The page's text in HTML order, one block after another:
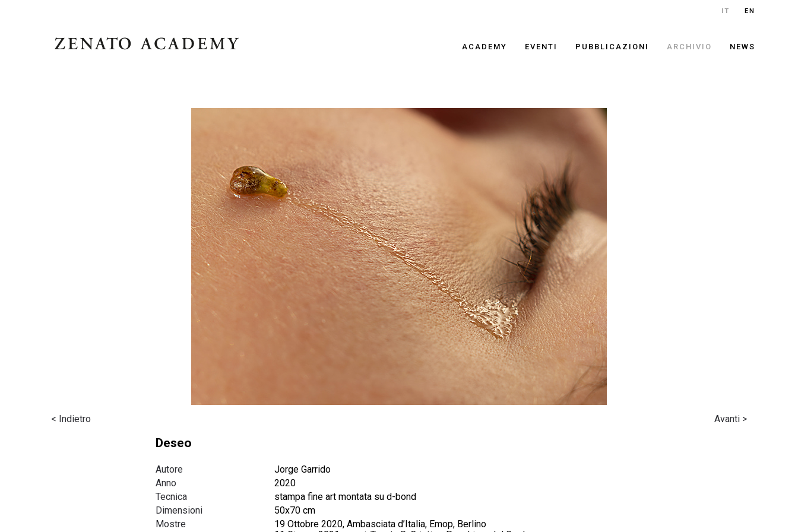
IT EN
ACADEMY EVENTI PUBBLICAZIONI ARCHIVIO NEWS
< Indietro Avanti >
Deseo
Autore
Jorge Garrido
Anno
2020
Tecnica
stampa fine art montata su d-bond
Dimensioni
50x70 cm
Mostre
19 Ottobre 2020, Ambasciata d’Italia, Emop, Berlino